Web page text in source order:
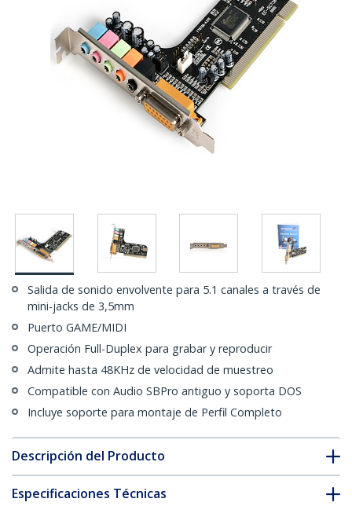
Salida de sonido envolvente para 5.1 canales a través de
mini-jacks de 3,5mm
Puerto GAME/MIDI
Operación Full-Duplex para grabar y reproducir
Admite hasta 48KHz de velocidad de muestreo
Compatible con Audio SBPro antiguo y soporta DOS
Incluye soporte para montaje de Perfil Completo
Descripción del Producto
Especificaciones Técnicas